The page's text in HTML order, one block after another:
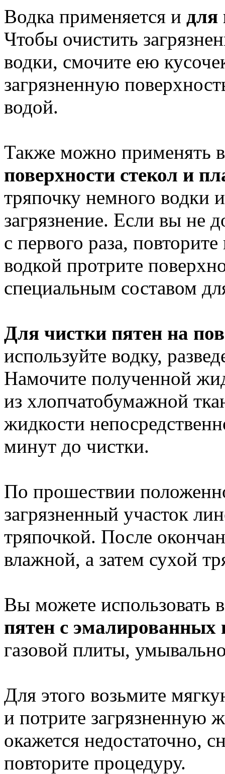
Водка применяется и для
Чтобы очистить
водки, смочите ею
загрязненную
водой.
Также можно применять
поверхности стекол и
тряпочку немного водки
загрязнение. Если вы не
с первого раза,
водкой протрите
специальным составом
Для чистки пятен на
используйте водку,
Намочите полученной
из хлопчатобумажной
жидкости
минут до чистки.
По прошествии
загрязненный участок
тряпочкой. После
влажной, а затем сухой
Вы можете использовать
пятен с эмалированных
газовой плиты,
Для этого возьмите
и потрите загрязненную
окажется недостаточно,
повторите процедуру.